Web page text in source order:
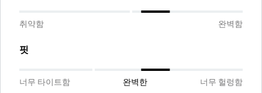
취약함 완벽함
핏
너무 타이트함 완벽한 너무 헐렁함